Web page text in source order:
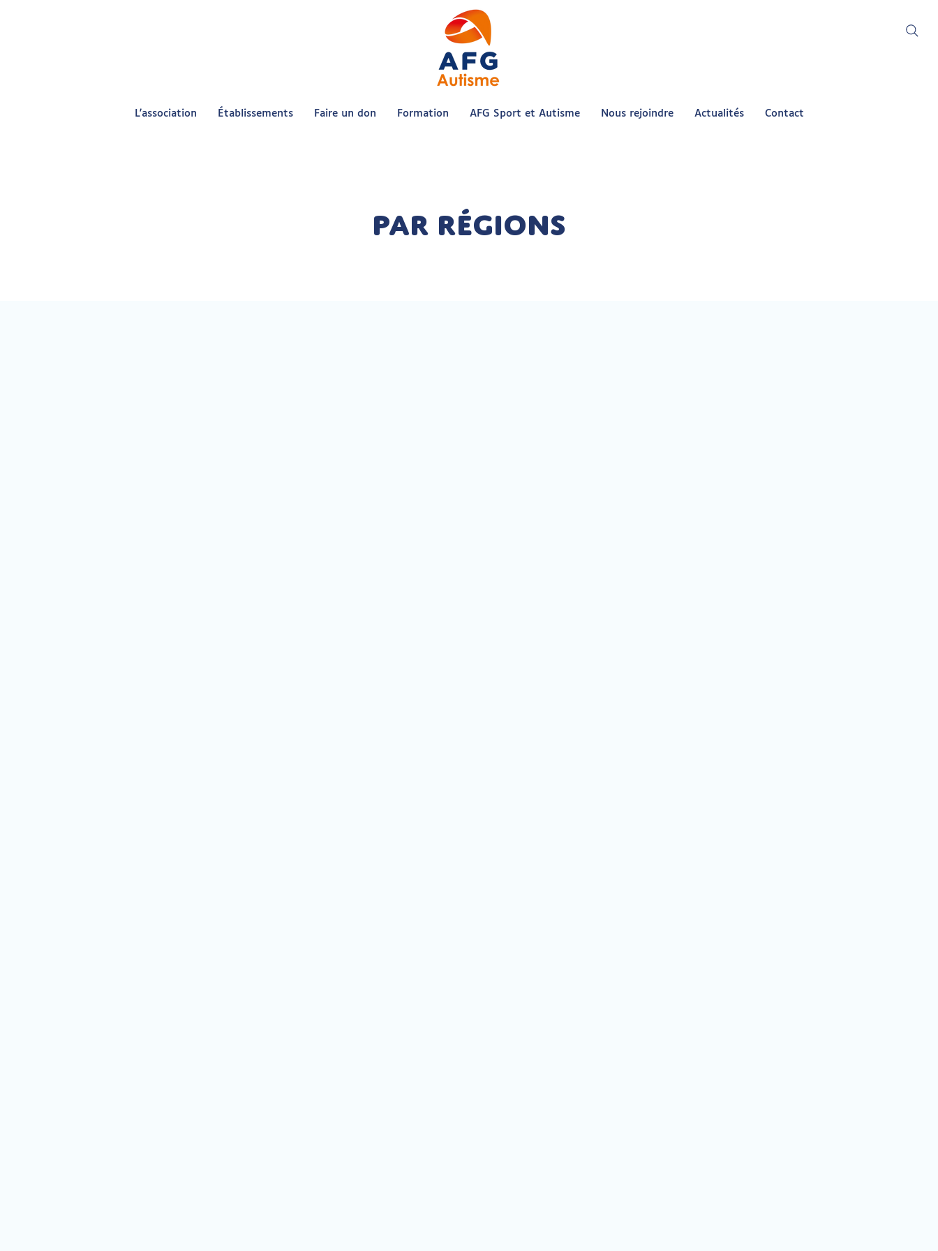
L'association Établissements Faire un don Formation AFG Sport et Autisme Nous rejoindre Actualités Contact
par régions